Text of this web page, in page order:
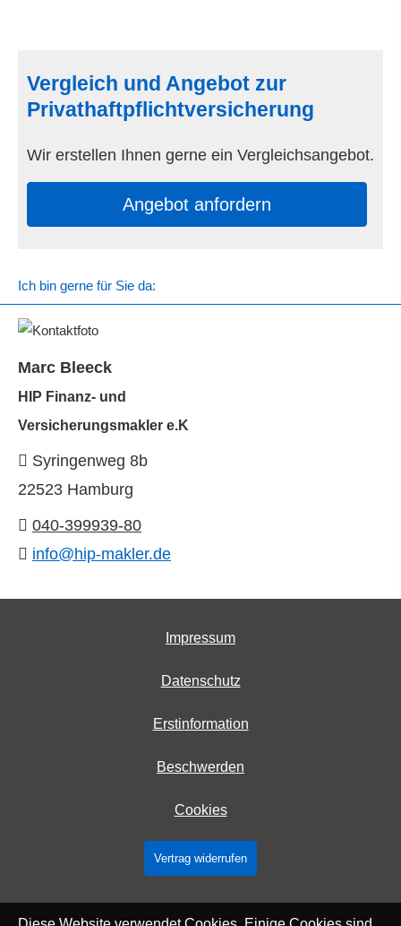
Vergleich und Angebot zur
Privathaftpflichtversicherung
Wir erstellen Ihnen gerne ein Vergleichsangebot.
An­ge­bot an­for­dern
Ich bin gerne für Sie da:
Marc Bleeck
HIP Finanz- und
Ver­sicherungs­makler e.K
Syringenweg 8b
22523 Hamburg
040-399939-80
info@hip-makler.de
Impressum
Datenschutz
Erstinformation
Beschwerden
Cookies
Vertrag widerrufen